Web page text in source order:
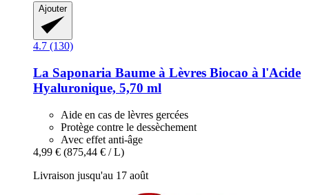
Ajouter
4.7 (130)
La Saponaria Baume à Lèvres Biocao à l'Acide
Hyaluronique, 5,70 ml
Aide en cas de lèvres gercées
Protège contre le dessèchement
Avec effet anti-âge
4,99 € (875,44 € / L)
Livraison jusqu'au 17 août